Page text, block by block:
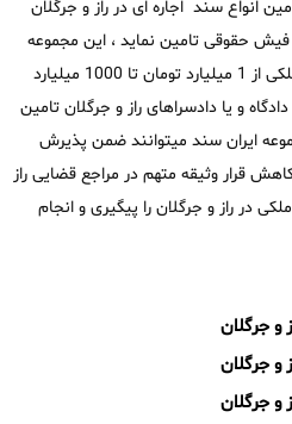
انواع سند اجاره ای در راز و جرگلان
فیش حقوقی تامین نماید ، این مجموعه
توانایی آنرا داشته که سند های ملکی از 1 میلیارد تومان تا 1000 میلیارد
و یا دادسراهای راز و جرگلان تامین
ایران سند میتوانند ضمن پذیرش
قرار وثیقه متهم در مراجع قضایی راز
در راز و جرگلان را پیگیری و انجام